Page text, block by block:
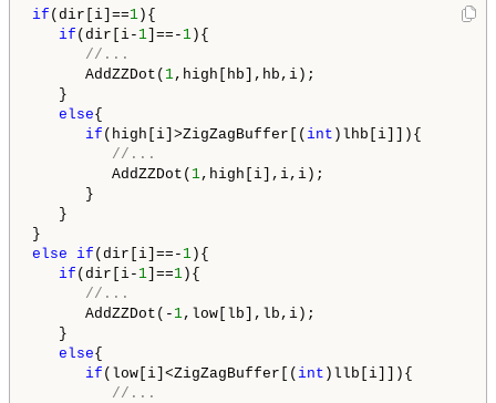
if (dir[i]==1 ){
if (dir[i- 1 ]==- 1 ){
//...
AddZZDot( 1,high[hb],hb,i);
}
else{
if (high[i]>ZigZagBuffer[( int )lhb[i]]){
//...
AddZZDot( 1,high[i],i,i);
}
}
else
if (dir[i]==- 1 ){
if (dir[i- 1 ]==1 ){
//...
AddZZDot(- 1,low[lb],lb,i);
}
else{
if (low[i]<ZigZagBuffer[( int )llb[i]]){
//...